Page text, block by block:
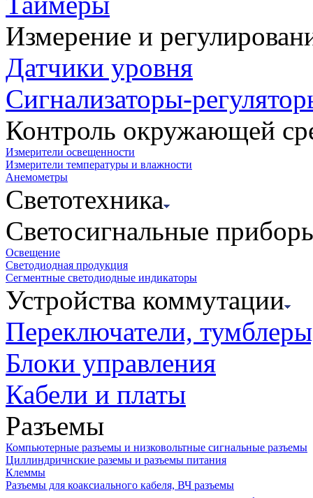
Измерение и
Датчики уровня
Сигнализаторы-
Контроль окружающей
Измерители освещенности
Измерители температуры и влажности
Анемометры
Светотехника
Светосигнальные
Освещение
Светодиодная продукция
Сегментные светодиодные индикаторы
Устройства коммутации
Переключатели,
Блоки управления
Кабели и платы
Разъемы
Компьютерные разъемы и низковольтные сигнальные разъемы
Циллиндричнские раземы и разъемы питания
Клеммы
Разъемы для коаксиального кабеля, ВЧ разъемы